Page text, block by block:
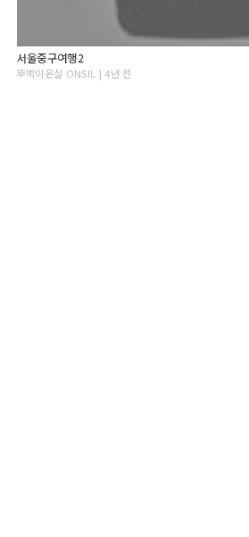
서울중구여행2
뚜벅이온실 ONSIL | 4년 전